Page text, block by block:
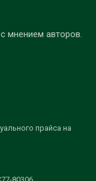
мнением авторов.
прайса на